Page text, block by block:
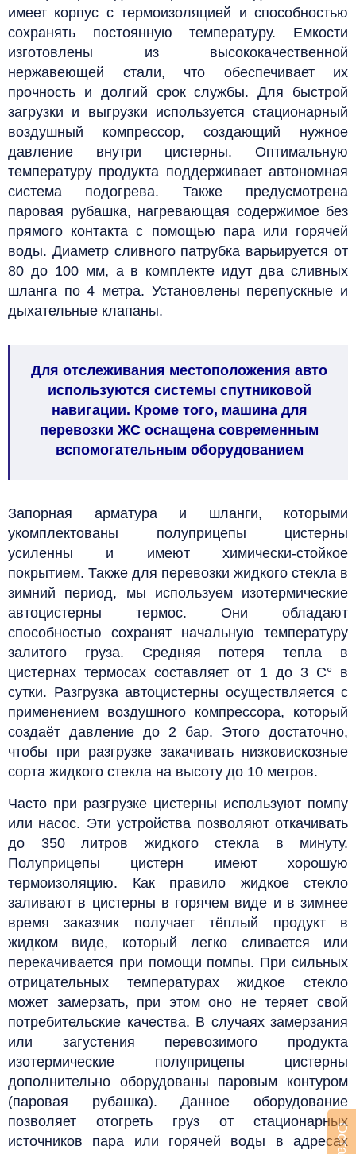
имеет корпус с термоизоляцией и способностью
сохранять постоянную температуру. Емкости
изготовлены из высококачественной
нержавеющей стали, что обеспечивает их
прочность и долгий срок службы. Для быстрой
загрузки и выгрузки используется стационарный
воздушный компрессор, создающий нужное
давление внутри цистерны. Оптимальную
температуру продукта поддерживает автономная
система подогрева. Также предусмотрена
паровая рубашка, нагревающая содержимое без
прямого контакта с помощью пара или горячей
воды. Диаметр сливного патрубка варьируется от
80 до 100 мм, а в комплекте идут два сливных
шланга по 4 метра. Установлены перепускные и
дыхательные клапаны.
Для отслеживания местоположения авто
используются системы спутниковой
навигации. Кроме того, машина для
перевозки ЖС оснащена современным
вспомогательным оборудованием
Запорная арматура и шланги, которыми
укомплектованы полуприцепы цистерны
усиленны и имеют химически-стойкое
покрытием. Также для перевозки жидкого стекла в
зимний период, мы используем изотермические
автоцистерны термос. Они обладают
способностью сохранят начальную температуру
залитого груза. Средняя потеря тепла в
цистернах термосах составляет от 1 до 3 С° в
сутки. Разгрузка автоцистерны осуществляется с
применением воздушного компрессора, который
создаёт давление до 2 бар. Этого достаточно,
чтобы при разгрузке закачивать низковискозные
сорта жидкого стекла на высоту до 10 метров.
Часто при разгрузке цистерны используют помпу
или насос. Эти устройства позволяют откачивать
до 350 литров жидкого стекла в минуту.
Полуприцепы цистерн имеют хорошую
термоизоляцию. Как правило жидкое стекло
заливают в цистерны в горячем виде и в зимнее
время заказчик получает тёплый продукт в
жидком виде, который легко сливается или
перекачивается при помощи помпы. При сильных
отрицательных температурах жидкое стекло
может замерзать, при этом оно не теряет свой
потребительские качества. В случаях замерзания
или загустения перевозимого продукта
изотермические полуприцепы цистерны
дополнительно оборудованы паровым контуром
(паровая рубашка).Данное оборудование
позволяет отогреть груз от стационарных
источников пара или горячей воды в адресах